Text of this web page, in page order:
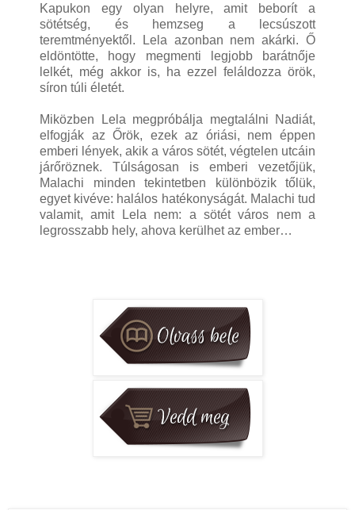
Kapukon egy olyan helyre, amit beborít a
sötétség, és hemzseg a lecsúszott
teremtményektől. Lela azonban nem akárki. Ő
eldöntötte, hogy megmenti legjobb barátnője
lelkét, még akkor is, ha ezzel feláldozza örök,
síron túli életét.
Miközben Lela megpróbálja megtalálni Nadiát,
elfogják az Őrök, ezek az óriási, nem éppen
emberi lények, akik a város sötét, végtelen utcáin
járőröznek. Túlságosan is emberi vezetőjük,
Malachi minden tekintetben különbözik tőlük,
egyet kivéve: halálos hatékonyságát. Malachi tud
valamit, amit Lela nem: a sötét város nem a
legrosszabb hely, ahova kerülhet az ember…